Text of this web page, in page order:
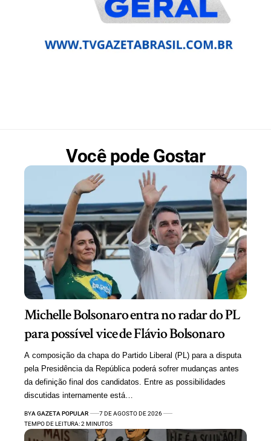
Você pode Gostar
Michelle Bolsonaro entra no radar do PL
para possível vice de Flávio Bolsonaro
A composição da chapa do Partido Liberal (PL) para a disputa
pela Presidência da República poderá sofrer mudanças antes
da definição final dos candidatos. Entre as possibilidades
discutidas internamente está…
BYA GAZETA POPULAR
7 DE AGOSTO DE 2026
TEMPO DE LEITURA: 2 MINUTOS